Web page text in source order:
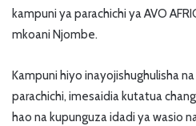
kampuni ya parachichi ya AVO
mkoani Njombe.
Kampuni hiyo inayojishughulisha
parachichi, imesaidia kutatua
hao na kupunguza idadi ya wasio